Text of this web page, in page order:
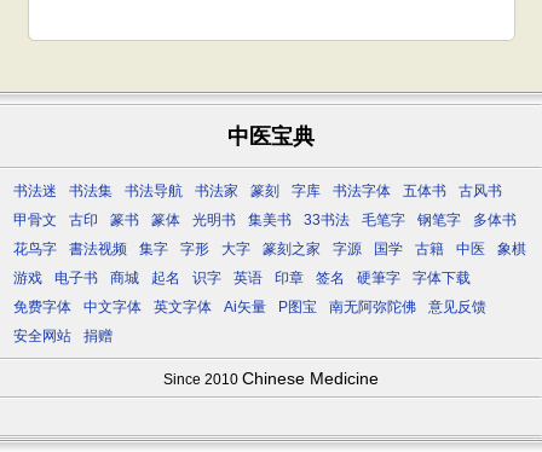
中医宝典
书法迷 书法集 书法导航 书法家 篆刻 字库 书法字体 五体书
古风书
甲骨文
古印 篆书 篆体 光明书 集美书 33书法 毛笔字 钢笔字
多体书
花鸟字
書法视频 集字 字形 大字 篆刻之家 字源 国学 古籍 中医
象棋
游戏
电子书 商城 起名 识字 英语 印章 签名 硬筆字
字体下载
免费字体
中文字体 英文字体 Ai矢量 P图宝 南无阿弥陀佛
意见反馈
安全网站
捐赠
Since 2010 Chinese Medicine